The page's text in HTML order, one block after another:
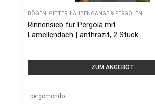
BÖGEN, GITTER, LAUBENGÄNGE & PERGOLEN
Rinnensieb für Pergola mit
Lamellendach | anthrazit, 2 Stück
ZUM ANGEBOT
pergomondo